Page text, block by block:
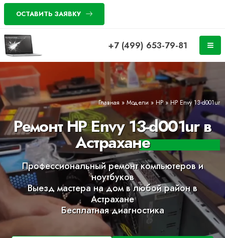
ОСТАВИТЬ ЗАЯВКУ
+7 (499) 653-79-81
Главная » Модели » HP»HP Envy 13-d001ur
Ремонт HP Envy 13-d001ur в
Астрахане
Профессиональный ремонт компьютеров и
ноутбуков
Выезд мастера на дом в любой район в
Астрахане
Бесплатная диагностика